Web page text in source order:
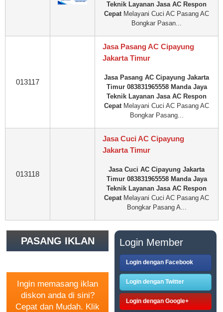
Teknik Layanan Jasa AC Respon
Cepat Melayani Cuci AC Pasang AC
Bongkar Pasan...
013117
Jasa Pasang AC Cipayung
Jakarta Timur
Jasa Pasang AC Cipayung Jakarta
Timur 083831965558 Manda Jaya
Teknik Layanan Jasa AC Respon
Cepat Melayani Cuci AC Pasang AC
Bongkar Pasang...
013118
Jasa Cuci AC Cipayung
Jakarta Timur
Jasa Cuci AC Cipayung Jakarta
Timur 083831965558 Manda Jaya
Teknik Layanan Jasa AC Respon
Cepat Melayani Cuci AC Pasang AC
Bongkar Pasang A...
PASANG IKLAN
Ingin memasang iklan
diskon anda di sini?
Cepat dan Mudah. Klik
Login Member
Login dengan Facebook
Login dengan Twitter
Login dengan Google+